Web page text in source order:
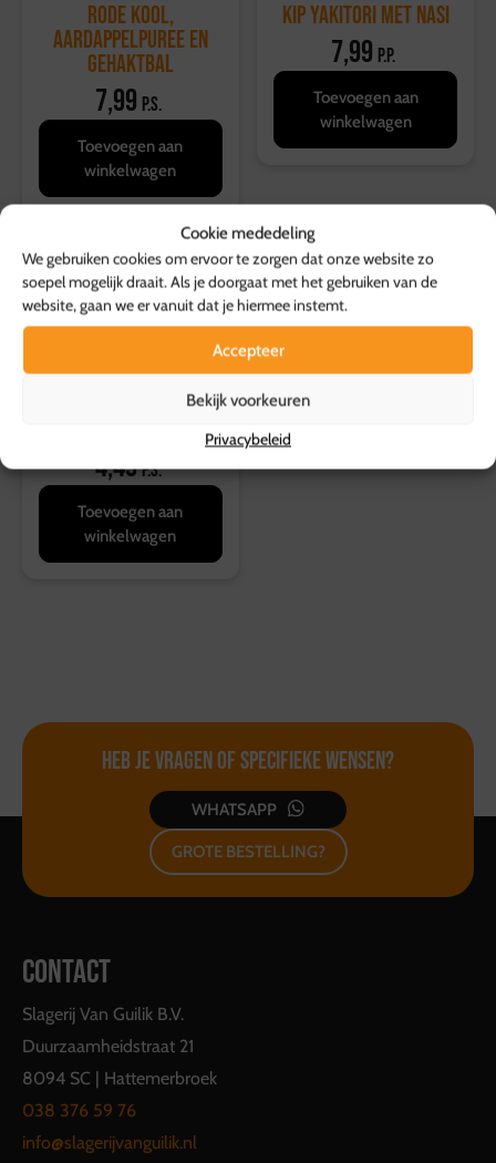
Cookie mededeling
We gebruiken cookies om ervoor te zorgen dat onze website zo
soepel mogelijk draait. Als je doorgaat met het gebruiken van de
website, gaan we er vanuit dat je hiermee instemt.
Accepteer
Bekijk voorkeuren
Privacybeleid
klantenservicepagina.
Rode kool,
aardappelpuree en
gehaktbal
7,99 p.s.
Toevoegen aan
winkelwagen
Kip Yakitori met nasi
7,99 p.p.
Toevoegen aan
winkelwagen
4,49p.s.
Toevoegen aan
winkelwagen
Heb je vragen ofspecifieke wensen?
WHATSAPP
GROTE BESTELLING?
CONTACT
Slagerij Van Guilik B.V.
Duurzaamheidstraat 21
8094 SC | Hattemerbroek
038 376 59 76
info@slagerijvanguilik.nl